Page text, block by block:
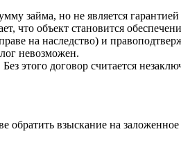
займа, но не является гарантией
что объект становится
на наследство) и
невозможен.
этого договор считается
обратить взыскание на